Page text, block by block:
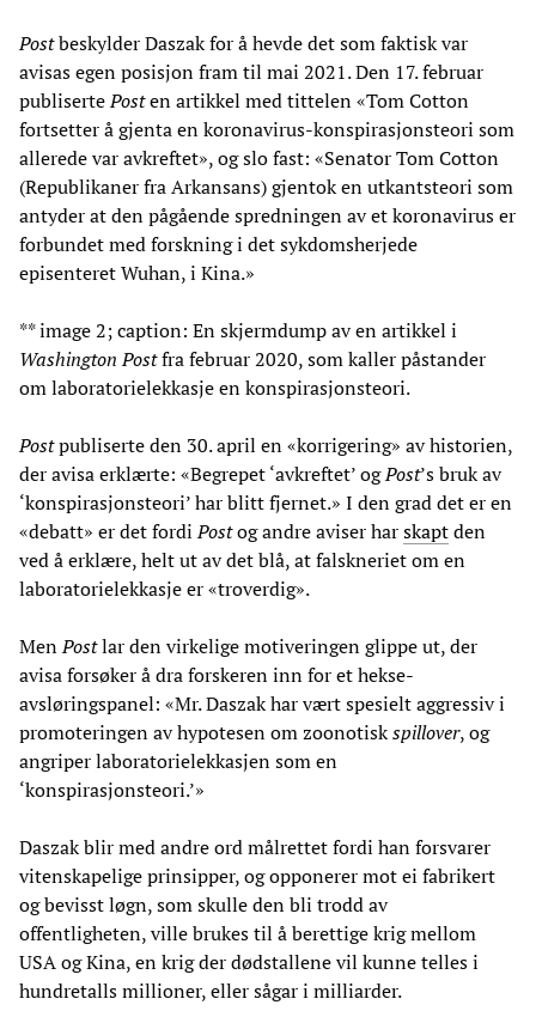
Postbeskylder Daszak for å hevde det som faktisk var
avisas egen posisjon fram til mai 2021. Den 17. februar
publisertePosten artikkel med tittelen «Tom Cotton
fortsetter å gjenta en koronavirus-konspirasjonsteori som
allerede var avkreftet», og slo fast: «Senator Tom Cotton
(Republikaner fra Arkansans) gjentok en utkantsteori som
antyder at den pågående spredningen av et koronavirus er
forbundet med forskning i det sykdomsherjede
episenteret Wuhan, i Kina.»
** image 2; caption: En skjermdump av en artikkel i
Washington Postfra februar 2020, som kaller påstander
om laboratorielekkasje en konspirasjonsteori.
Postpubliserte den 30. april en «korrigering» av historien,
der avisa erklærte: «Begrepet ‘avkreftet’ ogPost’s bruk av
‘konspirasjonsteori’ har blitt fjernet.» I den grad det er en
«debatt» er det fordiPostog andre aviser harskaptden
ved å erklære, helt ut av det blå, at falskneriet om en
laboratorielekkasje er «troverdig».
MenPostlar den virkelige motiveringen glippe ut, der
avisa forsøker å dra forskeren inn for et hekse-
avsløringspanel: «Mr. Daszak har vært spesielt aggressiv i
promoteringen av hypotesen om zoonotiskspillover, og
angriper laboratorielekkasjen som en
‘konspirasjonsteori.’»
Daszak blir med andre ord målrettet fordi han forsvarer
vitenskapelige prinsipper, og opponerer mot ei fabrikert
og bevisst løgn, som skulle den bli trodd av
offentligheten, ville brukes til å berettige krig mellom
USA og Kina, en krig der dødstallene vil kunne telles i
hundretalls millioner, eller sågar i milliarder.